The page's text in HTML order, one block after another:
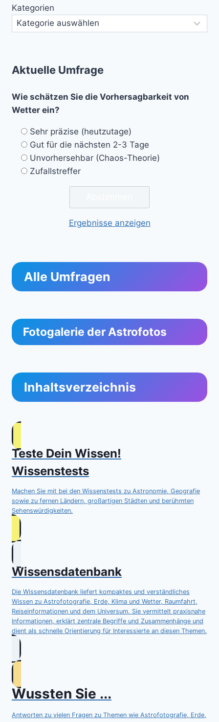
Kategorien
Aktuelle Umfrage
Wie schätzen Sie die Vorhersagbarkeit von
Wetter ein?
Sehr präzise (heutzutage)
Gut für die nächsten 2-3 Tage
Unvorhersehbar (Chaos-Theorie)
Zufallstreffer
Ergebnisse anzeigen
Alle Umfragen
Fotogalerie der Astrofotos
Inhaltsverzeichnis
Teste Dein Wissen!
Wissenstests
Machen Sie mit bei den Wissenstests zu Astronomie, Geografie
sowie zu fernen Ländern, großartigen Städten und berühmten
Sehenswürdigkeiten.
Wissensdatenbank
Die Wissensdatenbank liefert kompaktes und verständliches
Wissen zu Astrofotografie, Erde, Klima und Wetter, Raumfahrt,
Reiseinformationen und dem Universum. Sie vermittelt praxisnahe
Informationen, erklärt zentrale Begriffe und Zusammenhänge und
dient als schnelle Orientierung für Interessierte an diesen Themen.
Wussten Sie ...
Antworten zu vielen Fragen zu Themen wie Astrofotografie, Erde,